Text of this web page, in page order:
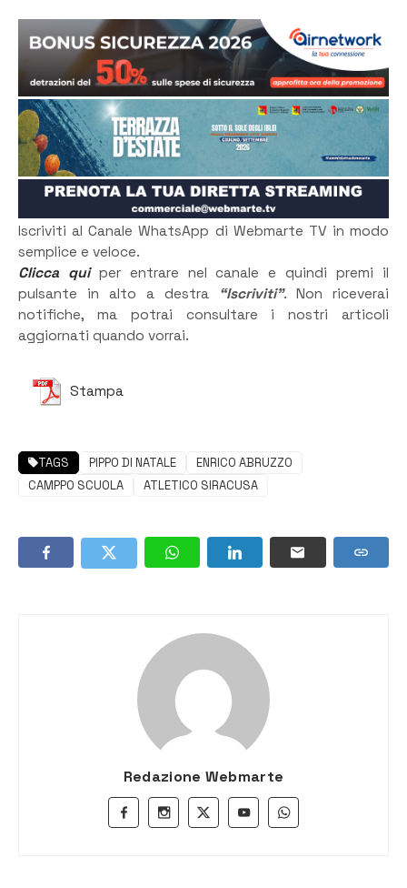
Iscriviti al Canale WhatsApp di Webmarte TV in modo
semplice e veloce.
Clicca quiper entrare nel canale e quindi premi il
pulsante in alto a destra “Iscriviti”. Non riceverai
notifiche, ma potrai consultare i nostri articoli
aggiornati quando vorrai.
Stampa
TAGS PIPPO DI NATALE
ENRICO ABRUZZO
CAMPPO SCUOLA
ATLETICO SIRACUSA
Redazione Webmarte